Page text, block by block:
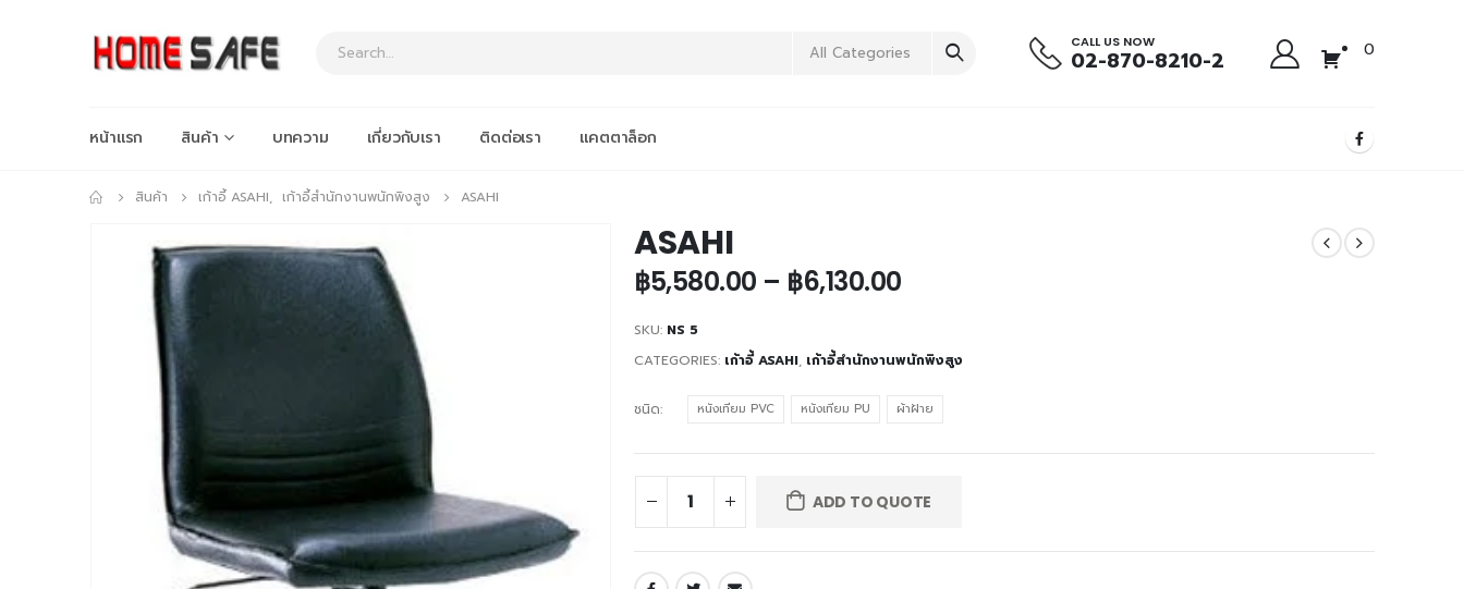
All Categories
CALL US NOW
02-870-8210-2 0
หน้าแรก สินค้า บทความ เกี่ยวกับเรา ติดต่อเรา แคตตาล็อก
สินค้า เก้าอี้ ASAHI, เก้าอี้สำนักงานพนักพิงสูง ASAHI
ASAHI
฿5,580.00 – ฿6,130.00
SKU: NS 5
CATEGORIES: เก้าอี้ ASAHI, เก้าอี้สำนักงานพนักพิงสูง
ชนิด หนังเทียม PVC หนังเทียม PU ผ้าฝ้าย
ADD TO QUOTE